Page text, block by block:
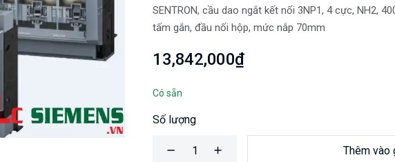
SENTRON, cầu dao ngắt kết nối 3NP1, 4 cực, NH2,
tấm gắn, đầu nối hộp, mức nắp 70mm
13,842,000₫
Có sẵn
Số lượng
Thêm vào